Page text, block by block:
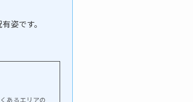
姿です。
あるエリアの